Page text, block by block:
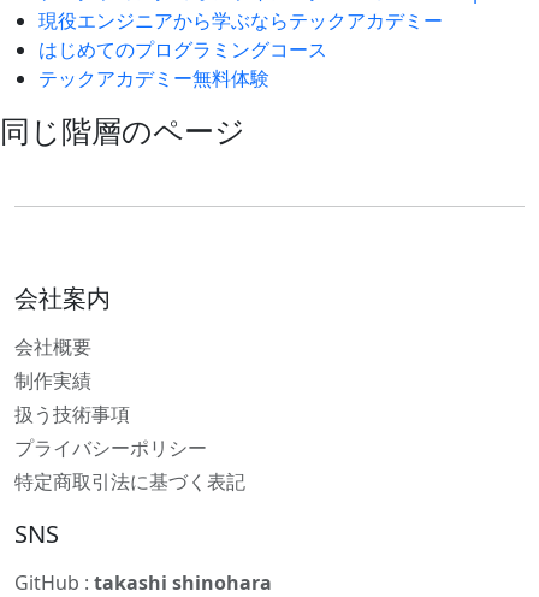
現役エンジニアから学ぶならテックアカデミー
はじめてのプログラミングコース
テックアカデミー無料体験
同じ階層のページ
会社案内
会社概要
制作実績
扱う技術事項
プライバシーポリシー
特定商取引法に基づく表記
SNS
GitHub : takashi shinohara